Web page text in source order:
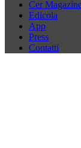
Cer
Edicola
App
Press
Contatti